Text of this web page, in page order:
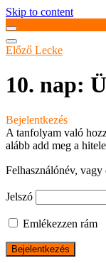
Skip to content
Előző Lecke
10. nap:
Bejelentkezés
A tanfolyam való
alább add meg a
Felhasználónév,
Jelszó
Emlékezzen rám